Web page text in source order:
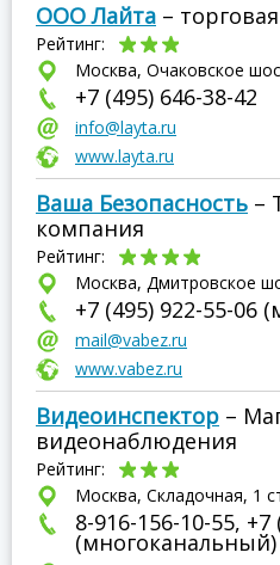
ООО Лайта –
Рейтинг:
Москва, Очаковское
+7 (495) 646-38-42
info@layta.ru
www.layta.ru
Ваша Безопасность –
компания
Рейтинг:
Москва, Дмитровское
+7 (495) 922-55-06
mail@vabez.ru
www.vabez.ru
Видеоинспектор –
видеонаблюдения
Рейтинг:
Москва, Складочная, 1
8-916-156-10-55, +7
(многоканальный)